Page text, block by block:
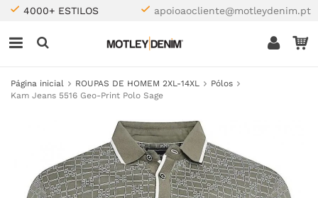
4000+ ESTILOS apoioaocliente@motleydenim.pt
Página inicial ROUPAS DE HOMEM 2XL-14XL
Pólos
Kam Jeans 5516 Geo-Print Polo Sage